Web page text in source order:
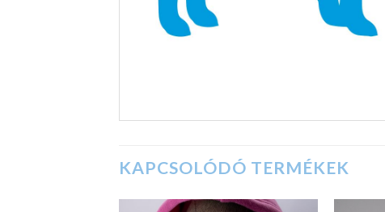
KAPCSOLÓDÓ TERMÉKEK